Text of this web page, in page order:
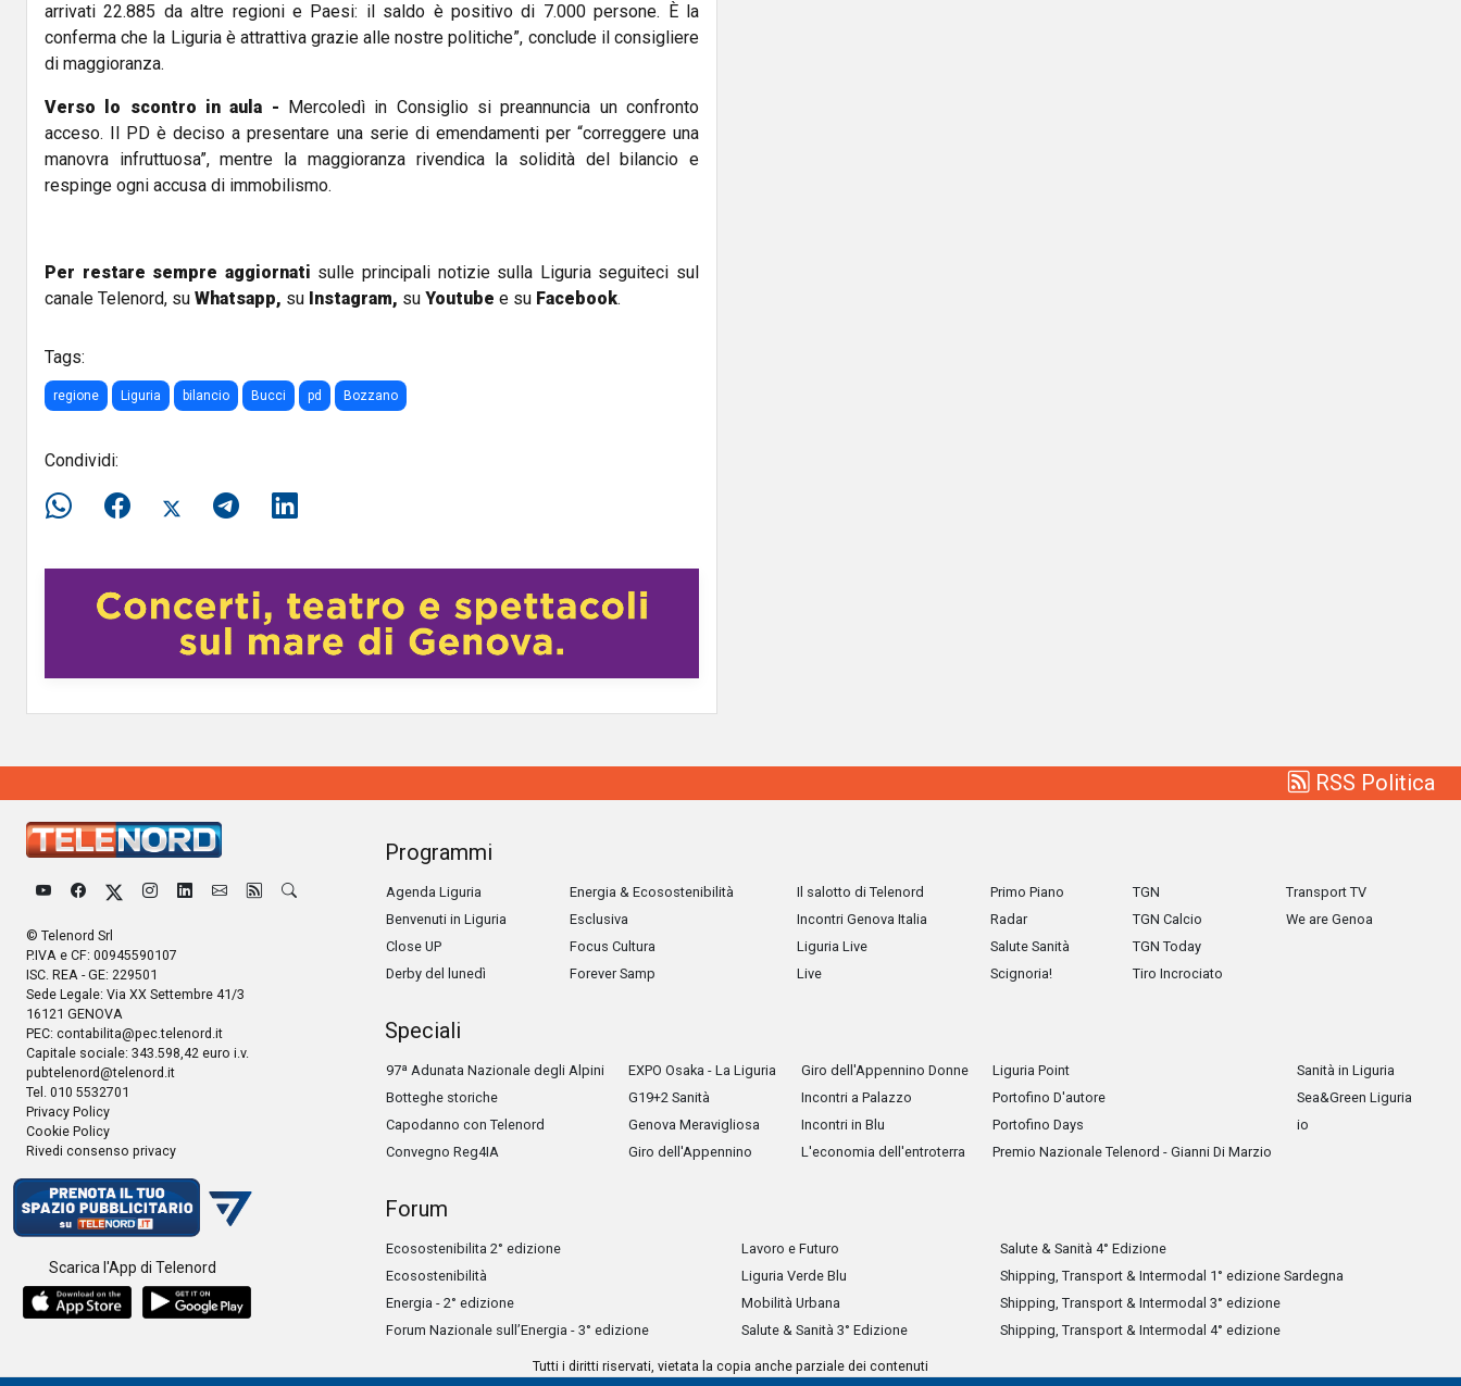
arrivati 22.885 da altre regioni e Paesi: il saldo è positivo di 7.000 persone. È la
conferma che la Liguria è attrattiva grazie alle nostre politiche”, conclude il consigliere
di maggioranza.
Verso lo scontro in aula -
Mercoledì in Consiglio si preannuncia un confronto
acceso. Il PD è deciso a presentare una serie di emendamenti per “correggere una
manovra infruttuosa”, mentre la maggioranza rivendica la solidità del bilancio e
respinge ogni accusa di immobilismo.
Per restare sempre aggiornati sulle principali notizie sulla Liguria seguiteci sul
canale Telenord, su Whatsapp, su Instagram, su Youtube e su Facebook.
Tags:
regione Liguria bilancio Bucci pd Bozzano
Condividi:
RSS Politica
© Telenord Srl
P.IVA e CF: 00945590107
ISC. REA - GE: 229501
Sede Legale: Via XX Settembre 41/3
16121 GENOVA
PEC: contabilita@pec.telenord.it
Capitale sociale: 343.598,42 euro i.v.
pubtelenord@telenord.it
Tel. 010 5532701
Privacy Policy
Cookie Policy
Rivedi consenso privacy
Scarica l'App di Telenord
Programmi
Agenda Liguria
Benvenuti in Liguria
Close UP
Derby del lunedì
Energia & Ecosostenibilità
Esclusiva
Focus Cultura
Forever Samp
Il salotto di Telenord
Incontri Genova Italia
Liguria Live
Live
Primo Piano
Radar
Salute Sanità
Scignoria!
TGN
TGN Calcio
TGN Today
Tiro Incrociato
Transport TV
We are Genoa
Speciali
97ª Adunata Nazionale degli Alpini
Botteghe storiche
Capodanno con Telenord
Convegno Reg4IA
EXPO Osaka - La Liguria
G19+2 Sanità
Genova Meravigliosa
Giro dell'Appennino
Giro dell'Appennino Donne
Incontri a Palazzo
Incontri in Blu
L'economia dell'entroterra
Liguria Point
Portofino D'autore
Portofino Days
Premio Nazionale Telenord - Gianni Di Marzio
Sanità in Liguria
Sea&Green Liguria
io
Forum
Ecosostenibilita 2° edizione
Ecosostenibilità
Energia - 2° edizione
Forum Nazionale sull’Energia - 3° edizione
Lavoro e Futuro
Liguria Verde Blu
Mobilità Urbana
Salute & Sanità 3° Edizione
Salute & Sanità 4° Edizione
Shipping, Transport & Intermodal 1° edizione Sardegna
Shipping, Transport & Intermodal 3° edizione
Shipping, Transport & Intermodal 4° edizione
Tutti i diritti riservati, vietata la copia anche parziale dei contenuti